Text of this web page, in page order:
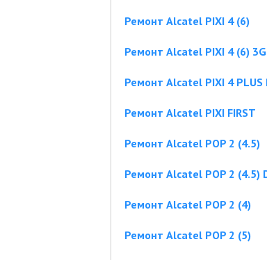
Ремонт Alcatel PIXI 4 (6)
Ремонт Alcatel PIXI 4 (6) 3G
Ремонт Alcatel PIXI 4 PLUS
Ремонт Alcatel PIXI FIRST
Ремонт Alcatel POP 2 (4.5)
Ремонт Alcatel POP 2 (4.5)
Ремонт Alcatel POP 2 (4)
Ремонт Alcatel POP 2 (5)